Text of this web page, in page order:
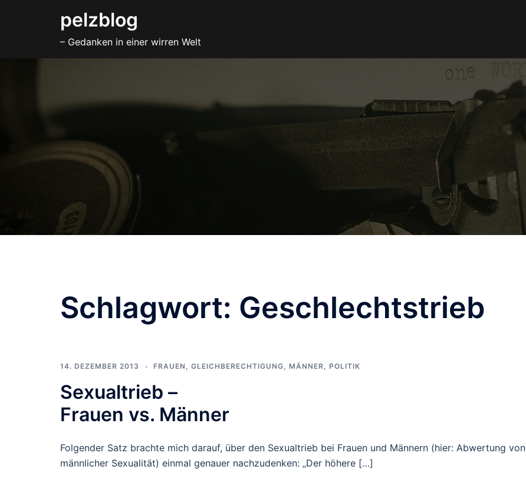
pelzblog
– Gedanken in einer wirren Welt
Schlagwort: Geschlechtstrieb
14. DEZEMBER 2013 FRAUEN , GLEICHBERECHTIGUNG, MÄNNER, POLITIK
Sexualtrieb –
Frauen vs. Männer
Folgender Satz brachte mich darauf, über den Sexualtrieb bei Frauen und Männern (hier: Abwertung von
männlicher Sexualität) einmal genauer nachzudenken: „Der höhere […]